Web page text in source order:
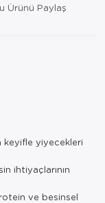
Ürünü Paylaş
keyifle yiyecekleri
ihtiyaçlarının
ve besinsel